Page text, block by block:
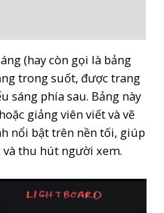
(hay còn gọi là bảng
trong suốt, được trang
sáng phía sau. Bảng này
giảng viên viết và vẽ
nổi bật trên nền tối, giúp
thu hút người xem.